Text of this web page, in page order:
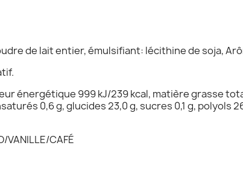
de lait entier, émulsifiant: lécithine de soja,
énergétique 999 kJ/239 kcal, matière grasse
0,6 g, glucides 23,0 g, sucres 0,1 g, polyols
VANILLE/CAFÉ